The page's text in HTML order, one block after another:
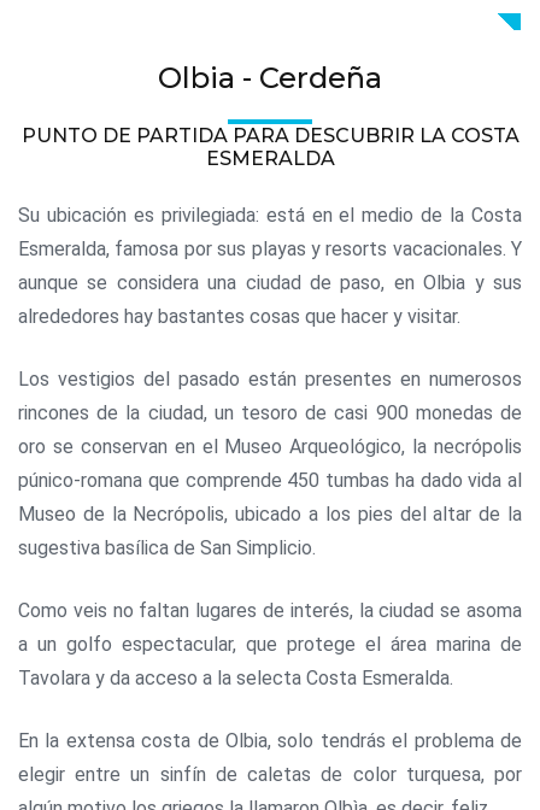
Olbia - Cerdeña
PUNTO DE PARTIDA PARA DESCUBRIR LA COSTA
ESMERALDA
Su ubicación es privilegiada: está en el medio de la Costa
Esmeralda, famosa por sus playas y resorts vacacionales. Y
aunque se considera una ciudad de paso, en Olbia y sus
alrededores hay bastantes cosas que hacer y visitar.
Los vestigios del pasado están presentes en numerosos
rincones de la ciudad, un tesoro de casi 900 monedas de
oro se conservan en el Museo Arqueológico, la necrópolis
púnico-romana que comprende 450 tumbas ha dado vida al
Museo de la Necrópolis, ubicado a los pies del altar de la
sugestiva basílica de San Simplicio.
Como veis no faltan lugares de interés, la ciudad se asoma
a un golfo espectacular, que protege el área marina de
Tavolara y da acceso a la selecta Costa Esmeralda.
En la extensa costa de Olbia, solo tendrás el problema de
elegir entre un sinfín de caletas de color turquesa, por